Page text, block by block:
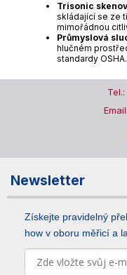
Trisonic
skládající se ze
mimořádnou
Průmyslová
hlučném
standardy OSHA.
Newsletter
Získejte pravidelný
how v oboru měřicí a